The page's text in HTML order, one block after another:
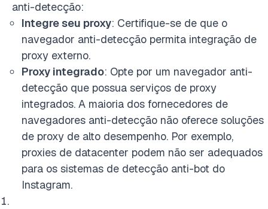
anti-detecção:
Integre seu proxy: Certifique-se de que o
navegador anti-detecção permita integração de
proxy externo.
Proxy integrado: Opte por um navegador anti-
detecção que possua serviços de proxy
integrados. A maioria dos fornecedores de
navegadores anti-detecção não oferece soluções
de proxy de alto desempenho. Por exemplo,
proxies de datacenter podem não ser adequados
para os sistemas de detecção anti-bot do
Instagram.